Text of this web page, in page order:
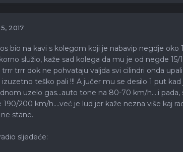
2017
bio na kavi s kolegom koji je nabavip negdje
služio, kaže sad kolega da mu je od negde
trrr dok ne pohvataju valjda svi cilindri onda
izuzetno teško pali !!! A jučer mu se desilo 1 put
uzelo gas...auto tone na 80-70 km/h....i
190/200 km/h....već je lud jer kaže nezna više kaj
stane.
sljedeće: